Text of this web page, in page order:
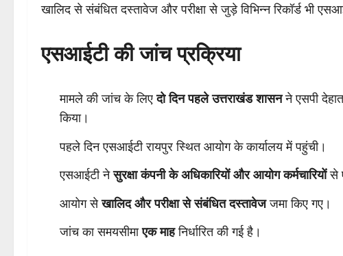
खालिद से संबंधित दस्तावेज और परीक्षा से जुड़े विभिन्न रिकॉर्ड भी
एसआईटी की जांच प्रक्रिया
मामले की जांच के लिएदो दिन पहले उत्तराखंड शासनने एसपी
किया।
पहले दिन एसआईटी रायपुर स्थित आयोग के कार्यालय में पहुंची।
एसआईटी नेसुरक्षा कंपनी के अधिकारियों और आयोग कर्मचारियोंसे
आयोग सेखालिद और परीक्षा से संबंधित दस्तावेजजमा किए गए।
जांच का समयसीमाएक माहनिर्धारित की गई है।